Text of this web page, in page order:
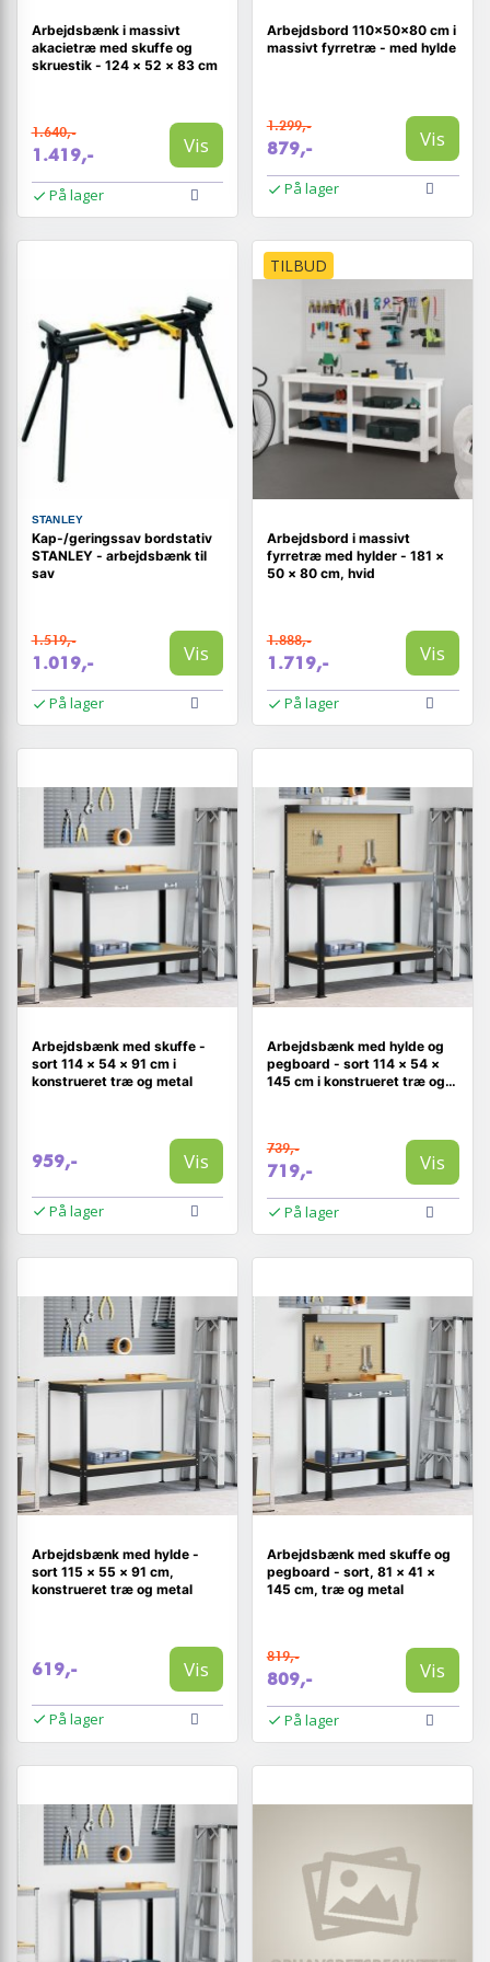
Arbejdsbænk i massivt
akacietræ med skuffe og
skruestik - 124 × 52 × 83 cm
1.640,-
1.419,- Vis
På lager
Arbejdsbord 110×50×80 cm i
massivt fyrretræ - med hylde
1.299,-
879,- Vis
På lager
STANLEY
Kap-/geringssav bordstativ
STANLEY - arbejdsbænk til
sav
1.519,-
1.019,- Vis
På lager
TILBUD
Arbejdsbord i massivt
fyrretræ med hylder - 181 ×
50 × 80 cm, hvid
1.888,-
1.719,- Vis
På lager
Arbejdsbænk med skuffe -
sort 114 × 54 × 91 cm i
konstrueret træ og metal
959,- Vis
På lager
Arbejdsbænk med hylde og
pegboard - sort 114 × 54 ×
145 cm i konstrueret træ og
739,-
719,- Vis
På lager
Arbejdsbænk med hylde -
sort 115 × 55 × 91 cm,
konstrueret træ og metal
619,- Vis
På lager
Arbejdsbænk med skuffe og
pegboard - sort, 81 × 41 ×
145 cm, træ og metal
819,-
809,- Vis
På lager